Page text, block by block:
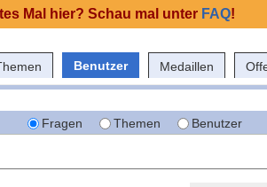
Benutzer Medaillen
Fragen Themen Benutzer
Mal hier? Schau mal unter FAQ!